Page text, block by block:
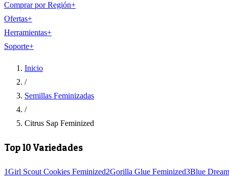
Comprar por Región+
Ofertas+
Herramientas+
Soporte+
Inicio
/
Semillas Feminizadas
/
Citrus Sap Feminized
Top 10 Variedades
1Girl Scout Cookies Feminized2Gorilla Glue Feminized3Blue Dream